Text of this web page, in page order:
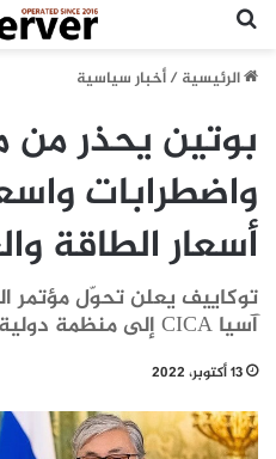
الرئيسية/أخبار سياسية
بوتين يحذر من
واضطرابات
أسعار الطاقة
توكاييف يعلن تحوّل مؤتمر
آسيا CICA إلى منظمة دولية
13 أكتوبر، 2022